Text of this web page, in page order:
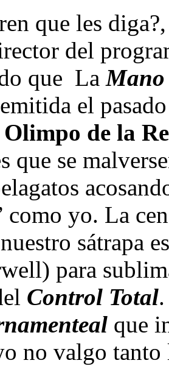
que les
del
que La
el
Olimpo de la
que se
como yo. La
sátrapa
para
Control Total
que
no valgo tanto